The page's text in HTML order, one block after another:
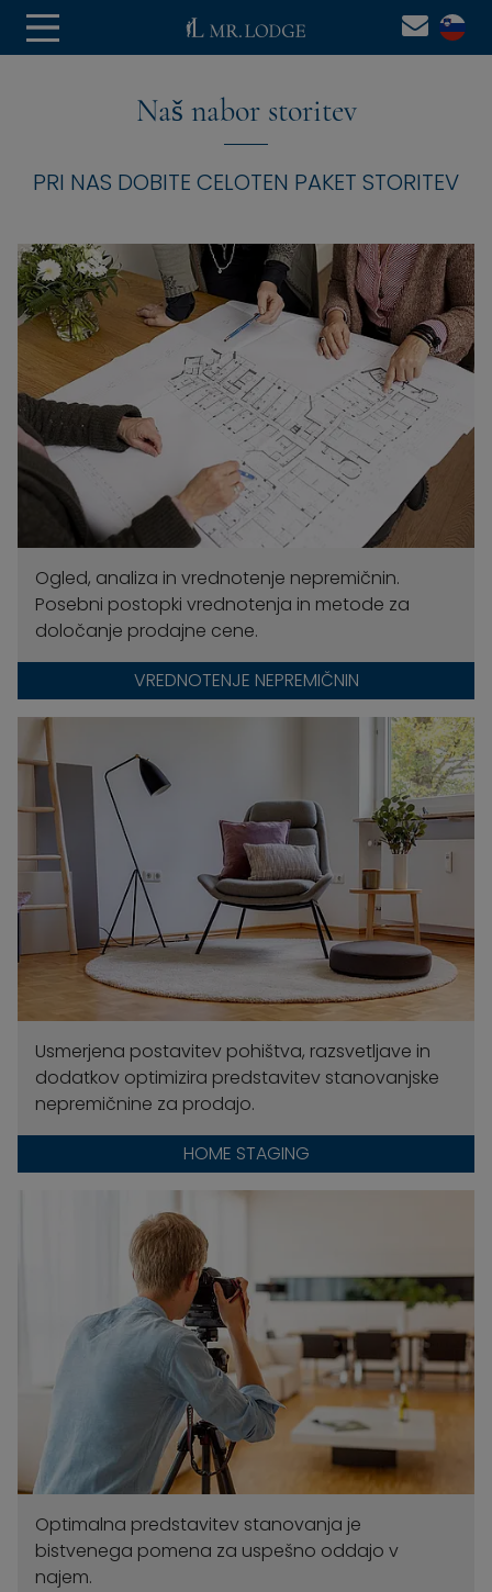
Naš nabor storitev
PRI NAS DOBITE CELOTEN PAKET STORITEV
Ogled, analiza in vrednotenje nepremičnin.
Posebni postopki vrednotenja in metode za
določanje prodajne cene.
VREDNOTENJE NEPREMIČNIN
Usmerjena postavitev pohištva, razsvetljave in
dodatkov optimizira predstavitev stanovanjske
nepremičnine za prodajo.
HOME STAGING
Optimalna predstavitev stanovanja je
bistvenega pomena za uspešno oddajo v
najem.